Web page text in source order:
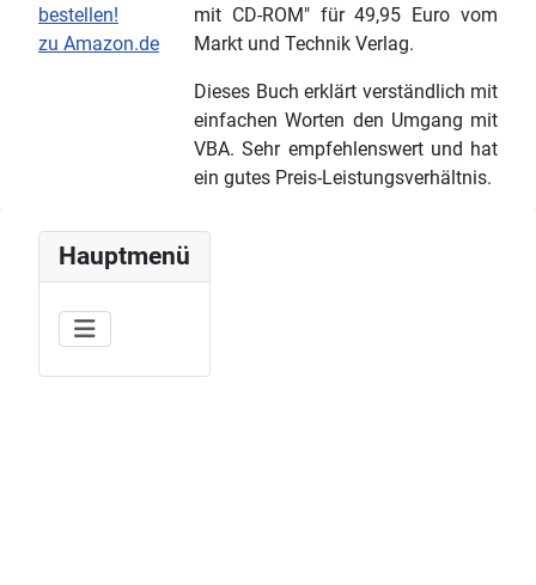
Hauptmenü
zu Amazon.de
mit CD-ROM" für 49,95 Euro vom
Markt und Technik Verlag.
Dieses Buch erklärt verständlich mit
einfachen Worten den Umgang mit
VBA. Sehr empfehlenswert und hat
ein gutes Preis-Leistungsverhältnis.